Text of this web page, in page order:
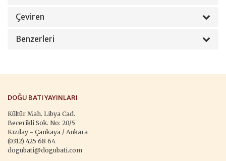
Çeviren
Benzerleri
DOĞU BATI YAYINLARI
Kültür Mah. Libya Cad.
Becerikli Sok. No: 20/5
Kızılay - Çankaya / Ankara
(0312) 425 68 64
dogubati@dogubati.com